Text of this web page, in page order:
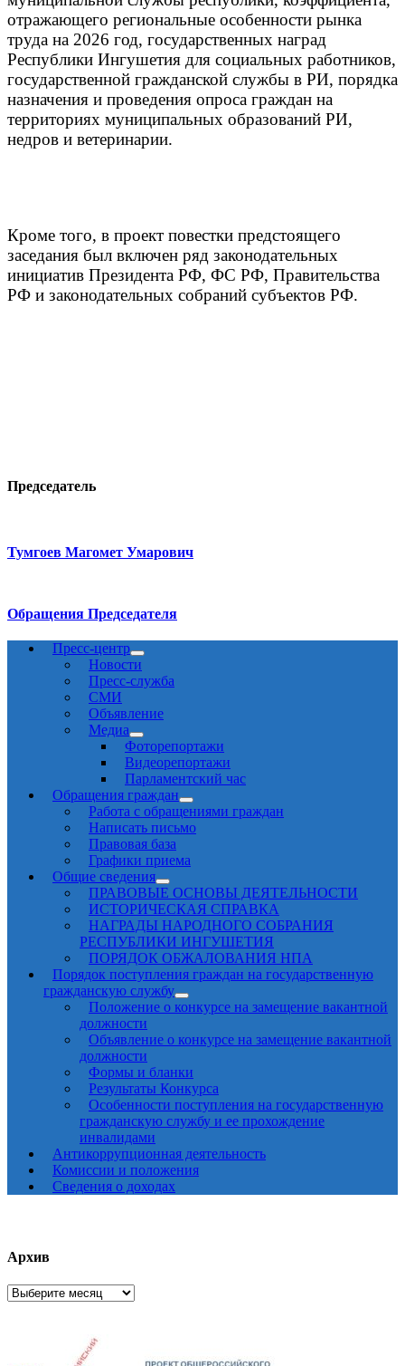
отражающего региональные особенности рынка
труда на 2026 год, государственных наград
Республики Ингушетия для социальных работников,
государственной гражданской службы в РИ, порядка
назначения и проведения опроса граждан на
территориях муниципальных образований РИ,
недров и ветеринарии.
Кроме того, в проект повестки предстоящего
заседания был включен ряд законодательных
инициатив Президента РФ, ФС РФ, Правительства
РФ и законодательных собраний субъектов РФ.
Председатель
Тумгоев Магомет Умарович
Обращения Председателя
Пресс-центр
Новости
Пресс-служба
СМИ
Объявление
Медиа
Фоторепортажи
Видеорепортажи
Парламентский час
Обращения граждан
Работа с обращениями граждан
Написать письмо
Правовая база
Графики приема
Общие сведения
ПРАВОВЫЕ ОСНОВЫ ДЕЯТЕЛЬНОСТИ
ИСТОРИЧЕСКАЯ СПРАВКА
НАГРАДЫ НАРОДНОГО СОБРАНИЯ
РЕСПУБЛИКИ ИНГУШЕТИЯ
ПОРЯДОК ОБЖАЛОВАНИЯ НПА
Порядок поступления граждан на государственную
гражданскую службу
Положение о конкурсе на замещение вакантной
должности
Объявление о конкурсе на замещение вакантной
должности
Формы и бланки
Результаты Конкурса
Особенности поступления на государственную
гражданскую службу и ее прохождение
инвалидами
Антикоррупционная деятельность
Комиссии и положения
Сведения о доходах
Архив
Архив